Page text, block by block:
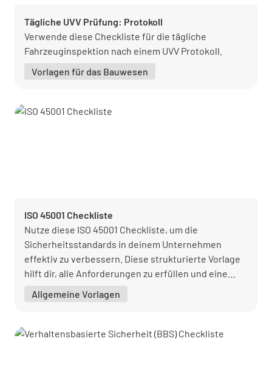
Tägliche UVV Prüfung: Protokoll
Verwende diese Checkliste für die tägliche
Fahrzeuginspektion nach einem UVV Protokoll.
Vorlagen für das Bauwesen
ISO 45001 Checkliste
Nutze diese ISO 45001 Checkliste, um die
Sicherheitsstandards in deinem Unternehmen
effektiv zu verbessern. Diese strukturierte Vorlage
hilft dir, alle Anforderungen zu erfüllen und eine
Allgemeine Vorlagen